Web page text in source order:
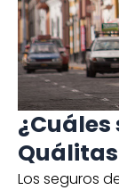
¿Cuáles
Quálitas
Los seguros